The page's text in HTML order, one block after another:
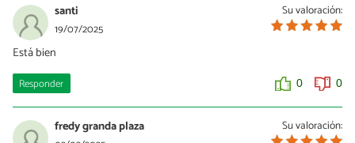
Su valoración:
santi
19/07/2025
Está bien
Responder 0 0
Su valoración:
fredy granda plaza